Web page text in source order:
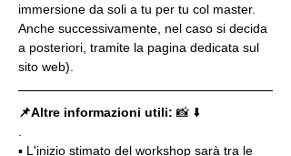
immersione da soli a tu per tu col master.
Anche successivamente, nel caso si decida
a posteriori, tramite la pagina dedicata sul
sito web).
📌Altre informazioni utili: 📸 ⬇️
▪️ L'inizio stimato del workshop sarà tra le